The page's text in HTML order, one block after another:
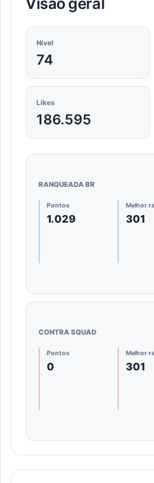
Visão geral
Nível
74
Likes
186.595
RANQUEADA BR
Pontos
1.029
Melhor
301
CONTRA SQUAD
Pontos
0
Melhor
301